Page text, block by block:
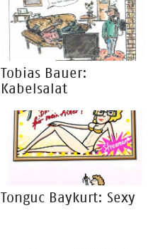
Tobias Bauer:
Kabelsalat
Tonguc Baykurt: Sexy